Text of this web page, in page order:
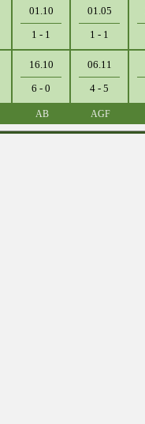
01.10
1 - 1
01.05
1 - 1
16.10
6 - 0
06.11
4 - 5
AB AGF